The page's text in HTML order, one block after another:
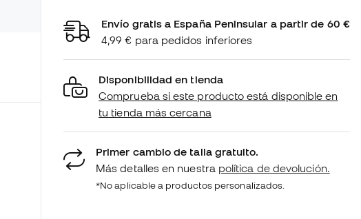
Envío gratis a España Peninsular a partir de 60 €
4,99 € para pedidos inferiores
Disponibilidad en tienda
Comprueba si este producto está disponible en
tu tienda más cercana
Primer cambio de talla gratuito.
Más detalles en nuestra política de devolución.
*No aplicable a productos personalizados.